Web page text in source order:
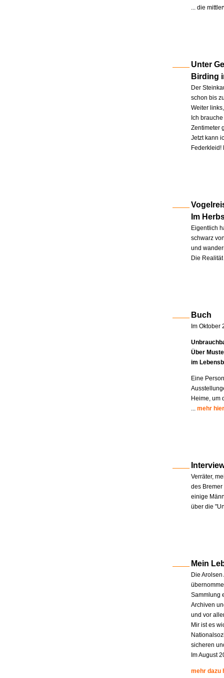
... die
Unter
Birding
Der
schon bis
Weiter
Ich
Zentimeter
Jetzt kann
Im
Eigentlich
schwarz
und
Die
Buch
Im Oktober
Über
im
Eine
Heime, um
... mehr hier
Verräter,
des
einige
über die
Mein
Die
Sammlung
Archiven
und vor
Mir ist es
sicheren
Im August
mehr dazu